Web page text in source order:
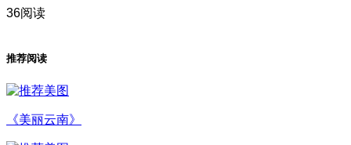
36阅读
推荐阅读
《美丽云南》